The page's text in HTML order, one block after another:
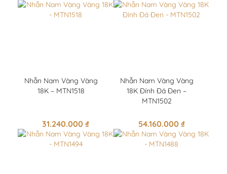
Nhẫn Nam Vàng Vàng
18K – MTN1518
31.240.000 ₫
Nhẫn Nam Vàng Vàng
18K Đính Đá Đen –
MTN1502
54.160.000 ₫